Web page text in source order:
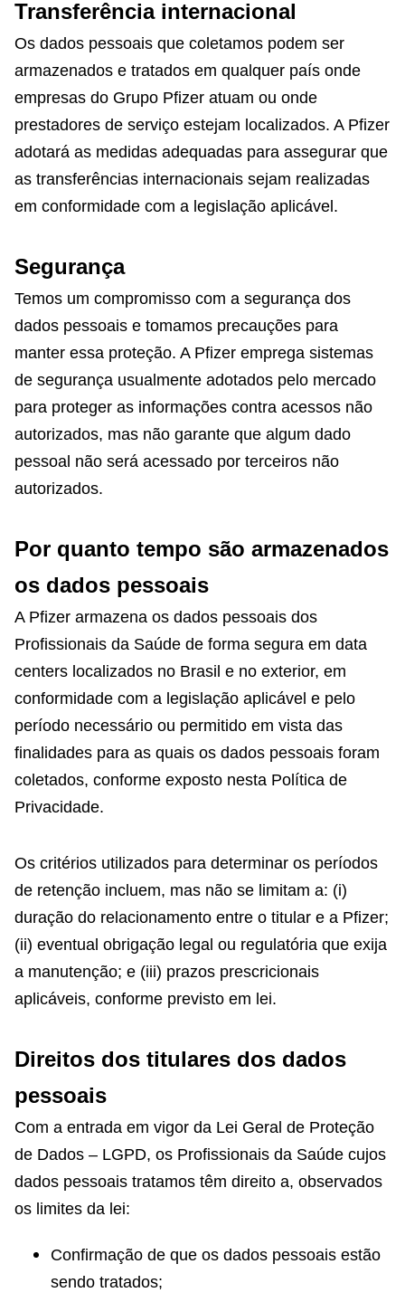
Transferência internacional
Os dados pessoais que coletamos podem ser
armazenados e tratados em qualquer país onde
empresas do Grupo Pfizer atuam ou onde
prestadores de serviço estejam localizados. A Pfizer
adotará as medidas adequadas para assegurar que
as transferências internacionais sejam realizadas
em conformidade com a legislação aplicável.
Segurança
Temos um compromisso com a segurança dos
dados pessoais e tomamos precauções para
manter essa proteção. A Pfizer emprega sistemas
de segurança usualmente adotados pelo mercado
para proteger as informações contra acessos não
autorizados, mas não garante que algum dado
pessoal não será acessado por terceiros não
autorizados.
Por quanto tempo são armazenados
os dados pessoais
A Pfizer armazena os dados pessoais dos
Profissionais da Saúde de forma segura em data
centers localizados no Brasil e no exterior, em
conformidade com a legislação aplicável e pelo
período necessário ou permitido em vista das
finalidades para as quais os dados pessoais foram
coletados, conforme exposto nesta Política de
Privacidade.
Os critérios utilizados para determinar os períodos
de retenção incluem, mas não se limitam a: (i)
duração do relacionamento entre o titular e a Pfizer;
(ii) eventual obrigação legal ou regulatória que exija
a manutenção; e (iii) prazos prescricionais
aplicáveis, conforme previsto em lei.
Direitos dos titulares dos dados
pessoais
Com a entrada em vigor da Lei Geral de Proteção
de Dados – LGPD, os Profissionais da Saúde cujos
dados pessoais tratamos têm direito a, observados
os limites da lei:
Confirmação de que os dados pessoais estão
sendo tratados;